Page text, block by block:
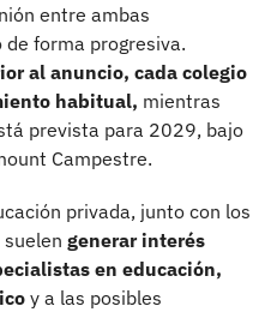
entre ambas
forma progresiva.
al anuncio, cada colegio
habitual, mientras
prevista para 2029, bajo
Campestre.
privada, junto con los
generar interés
en educación,
y a las posibles